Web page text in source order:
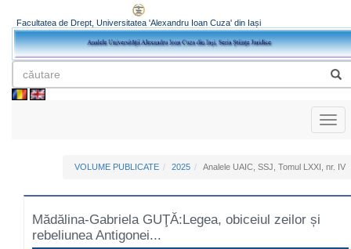
Facultatea de Drept, Universitatea 'Alexandru Ioan Cuza' din Iași
VOLUME PUBLICATE 2025 Analele UAIC, SSJ, Tomul LXXI, nr. IV
Mădălina-Gabriela GUŢĂ:Legea, obiceiul zeilor și
rebeliunea Antigonei...